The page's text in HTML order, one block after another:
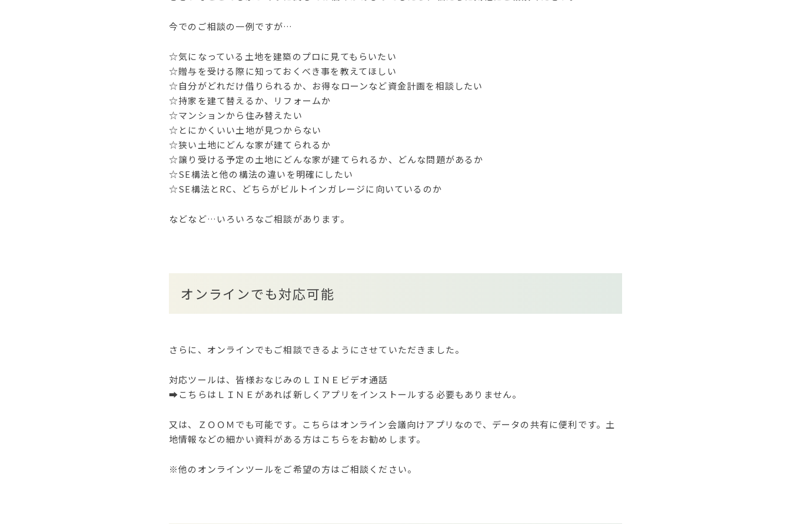
今でのご相談の一例ですが…
☆気になっている土地を建築のプロに見てもらいたい
☆贈与を受ける際に知っておくべき事を教えてほしい
☆自分がどれだけ借りられるか、お得なローンなど資金計画を相談したい
☆持家を建て替えるか、リフォームか
☆マンションから住み替えたい
☆とにかくいい土地が見つからない
☆狭い土地にどんな家が建てられるか
☆譲り受ける予定の土地にどんな家が建てられるか、どんな問題があるか
☆SE構法と他の構法の違いを明確にしたい
☆SE構法とRC、どちらがビルトインガレージに向いているのか
などなど…いろいろなご相談があります。
オンラインでも対応可能
さらに、オンラインでもご相談できるようにさせていただきました。
対応ツールは、皆様おなじみのＬＩＮＥビデオ通話
➡こちらはＬＩＮＥがあれば新しくアプリをインストールする必要もありません。
又は、ＺＯＯＭでも可能です。こちらはオンライン会議向けアプリなので、データの共有に便利です。土
地情報などの細かい資料がある方はこちらをお勧めします。
※他のオンラインツールをご希望の方はご相談ください。